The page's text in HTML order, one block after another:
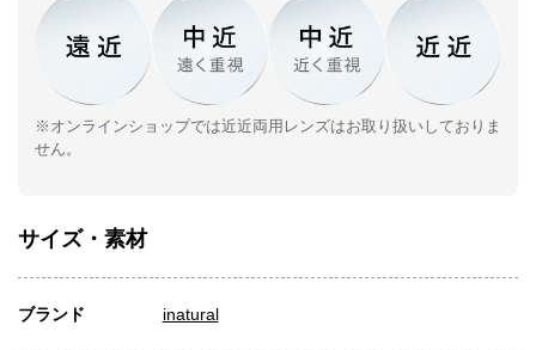
※オンラインショップでは近近両用レンズはお取り扱いしておりま
せん。
サイズ・素材
ブランド inatural